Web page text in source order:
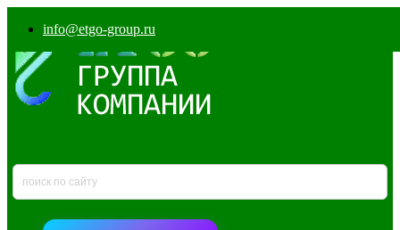
info@etgo-group.ru